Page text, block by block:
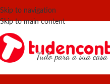
Skip to navigation
Skip to main content